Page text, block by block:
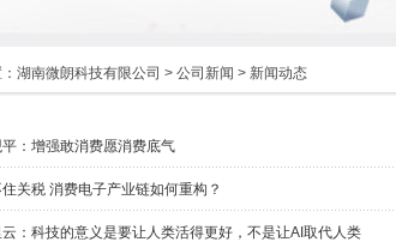
：增强敢消费愿消费底气
关税 消费电子产业链如何重构？
：科技的意义是要让人类活得更好，不是让AI取代人类
湖南微朗科技有限公司 > 公司新闻 > 新闻动态